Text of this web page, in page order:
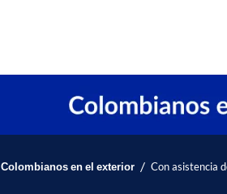
Colombianos en el exterior / Con asistencia